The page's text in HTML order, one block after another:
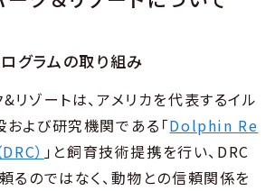
グラムの取り組み
リゾートは、アメリカを代表するイル
よび研究機関である「Dolphin Re
） 」と飼育技術提携を行い、DRC
るのではなく、動物との信頼関係を